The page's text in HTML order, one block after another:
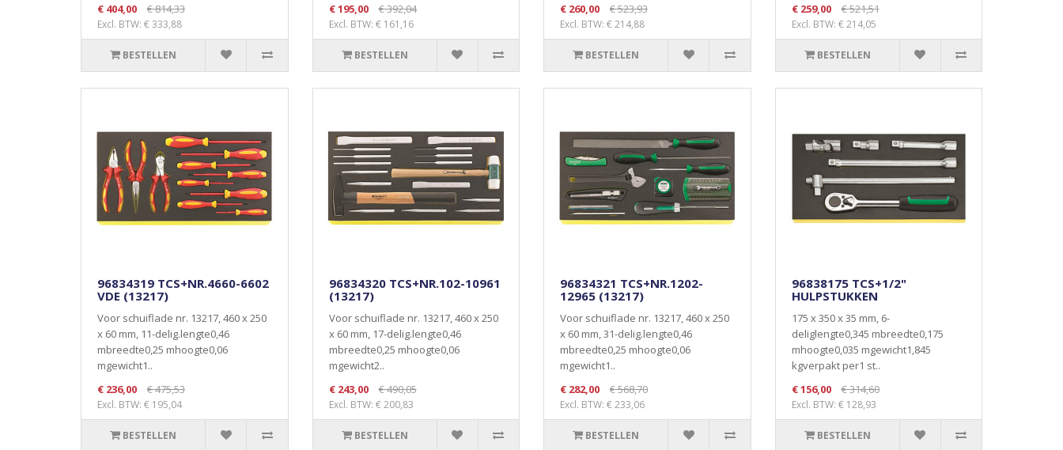
€ 404,00
€ 814,33
Excl. BTW: € 333,88
BESTELLEN
€ 195,00
€ 392,04
Excl. BTW: € 161,16
BESTELLEN
€ 260,00
€ 523,93
Excl. BTW: € 214,88
BESTELLEN
€ 259,00
€ 521,51
Excl. BTW: € 214,05
BESTELLEN
96834319 TCS+NR.4660-6602
VDE (13217)
Voor schuiflade nr. 13217, 460 x 250
x 60 mm, 11-delig.lengte0,46
mbreedte0,25 mhoogte0,06
mgewicht1..
€ 236,00
€ 475,53
Excl. BTW: € 195,04
BESTELLEN
96834320 TCS+NR.102-10961
(13217)
Voor schuiflade nr. 13217, 460 x 250
x 60 mm, 17-delig.lengte0,46
mbreedte0,25 mhoogte0,06
mgewicht2..
€ 243,00
€ 490,05
Excl. BTW: € 200,83
BESTELLEN
96834321 TCS+NR.1202-
12965 (13217)
Voor schuiflade nr. 13217, 460 x 250
x 60 mm, 31-delig.lengte0,46
mbreedte0,25 mhoogte0,06
mgewicht1..
€ 282,00
€ 568,70
Excl. BTW: € 233,06
BESTELLEN
96838175 TCS+1/2"
HULPSTUKKEN
175 x 350 x 35 mm, 6-
deliglengte0,345 mbreedte0,175
mhoogte0,035 mgewicht1,845
kgverpakt per1 st..
€ 156,00
€ 314,60
Excl. BTW: € 128,93
BESTELLEN